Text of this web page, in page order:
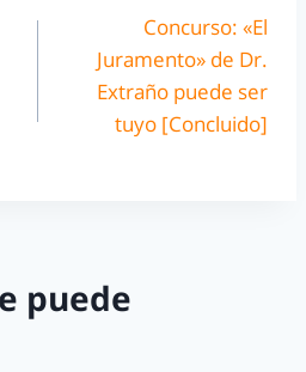
Concurso: «El
Juramento» de Dr.
Extraño puede ser
tuyo [Concluido]
puede